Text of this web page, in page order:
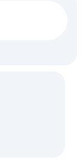
в день